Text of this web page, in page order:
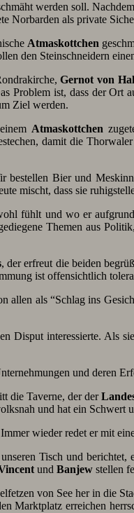
werden soll.
Norbarden als private
Atmaskottchen
den Steinschneidern
Gernot von
Problem ist, dass der
Ziel werden.
Atmaskottchen
damit die
bestellen Bier und
mischt, dass sie
fühlt und wo er
Themen aus
, der erfreut die beiden
ist offensichtlich
allen als “Schlag ins
Disput interessierte. Als
und deren
die Taverne, der der
und hat ein Schwert
wieder redet er mit
Tisch und
und Banjew stellen
von See her in die
Marktplatz erreichen